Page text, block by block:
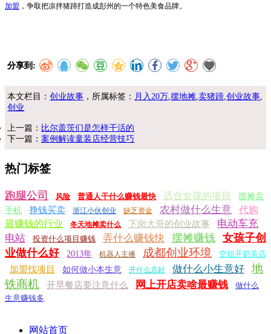
加盟 ，争取把凉拌猪蹄打造成彭州的一个特色美食品牌。
分享到:
本文栏目：创业故事 ，所属标签： 月入20万 ,摆地摊 ,卖猪蹄 ,创业故事
创业
上一篇： 比尔盖茨们是怎样干活的
下一篇：案例解读童装店经营技巧
热门标签
跑腿公司 风险 普通人干什么赚钱最快 适合女孩的项目
摆摊卖
手机
挣钱买卖 浙江小伙创业 缺乏资金 农村做什么生意
代购
最赚钱的行业
冬天地摊卖什么 下岗大哥的创业故事
电动车充
电站
投资什么项目赚钱 弄什么赚钱快 摆摊赚钱
女孩子创
业做什么好
2013年 机器人主播 成都创业环境 空姐开奶茶店
加盟找项目 如何做小本生意 开什么店好 做什么小生意好
地
铁商机
开早餐店要注意什么 网上开店卖啥最赚钱
做什么
生意赚钱多
网站首页